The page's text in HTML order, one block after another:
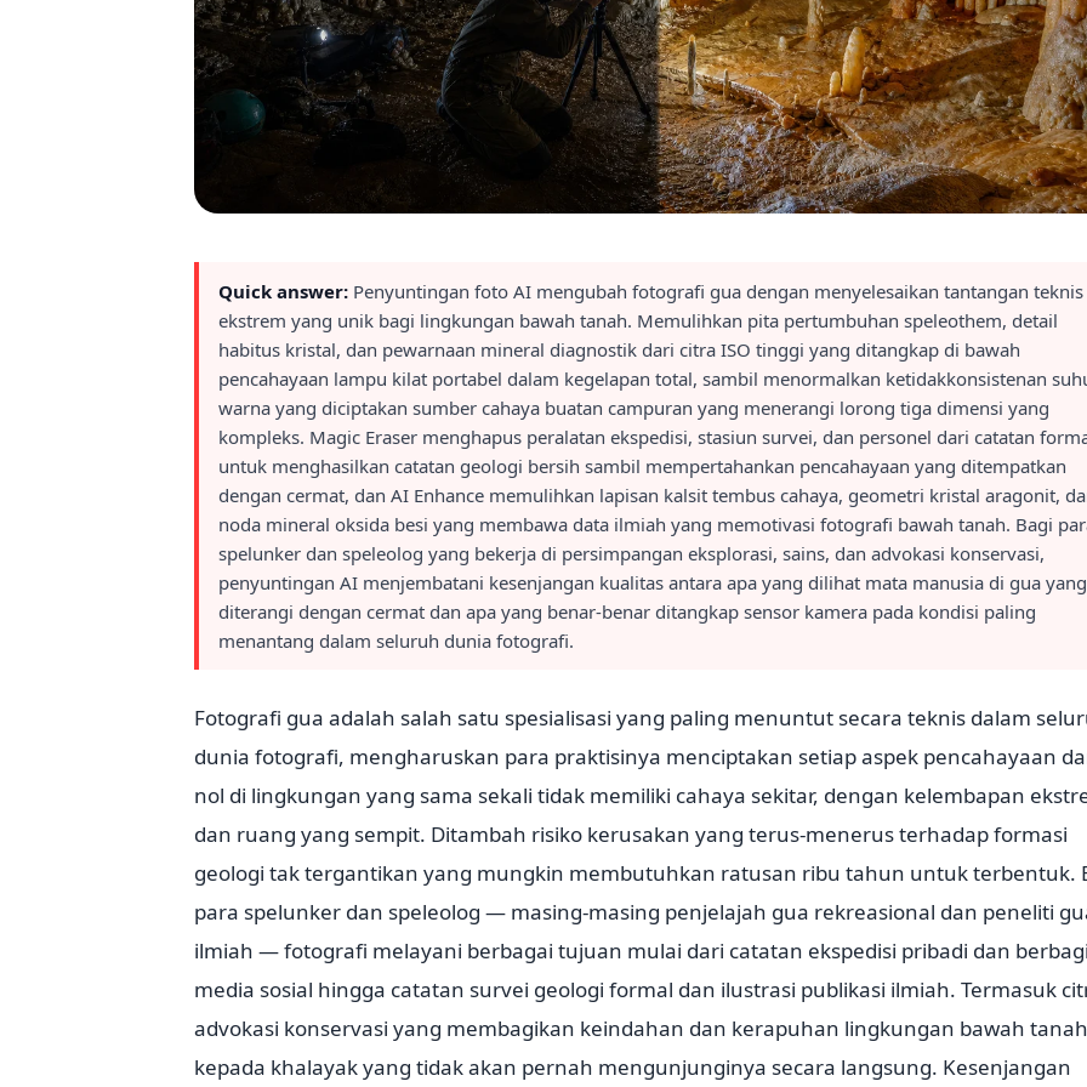
Quick answer: Penyuntingan foto AI mengubah fotografi gua dengan menyelesaikan tantangan teknis
ekstrem yang unik bagi lingkungan bawah tanah. Memulihkan pita pertumbuhan speleothem, detail
habitus kristal, dan pewarnaan mineral diagnostik dari citra ISO tinggi yang ditangkap di bawah
pencahayaan lampu kilat portabel dalam kegelapan total, sambil menormalkan ketidakkonsistenan
warna yang diciptakan sumber cahaya buatan campuran yang menerangi lorong tiga dimensi yang
kompleks. Magic Eraser menghapus peralatan ekspedisi, stasiun survei, dan personel dari catatan
untuk menghasilkan catatan geologi bersih sambil mempertahankan pencahayaan yang ditempatkan
dengan cermat, dan AI Enhance memulihkan lapisan kalsit tembus cahaya, geometri kristal aragonit,
noda mineral oksida besi yang membawa data ilmiah yang memotivasi fotografi bawah tanah. Bagi
spelunker dan speleolog yang bekerja di persimpangan eksplorasi, sains, dan advokasi konservasi,
penyuntingan AI menjembatani kesenjangan kualitas antara apa yang dilihat mata manusia di gua yang
diterangi dengan cermat dan apa yang benar-benar ditangkap sensor kamera pada kondisi paling
menantang dalam seluruh dunia fotografi.
Fotografi gua adalah salah satu spesialisasi yang paling menuntut secara teknis dalam
dunia fotografi, mengharuskan para praktisinya menciptakan setiap aspek pencahayaan
nol di lingkungan yang sama sekali tidak memiliki cahaya sekitar, dengan kelembapan
dan ruang yang sempit. Ditambah risiko kerusakan yang terus-menerus terhadap formasi
geologi tak tergantikan yang mungkin membutuhkan ratusan ribu tahun untuk terbentuk.
para spelunker dan speleolog — masing-masing penjelajah gua rekreasional dan peneliti
ilmiah — fotografi melayani berbagai tujuan mulai dari catatan ekspedisi pribadi dan berbagi
media sosial hingga catatan survei geologi formal dan ilustrasi publikasi ilmiah. Termasuk
advokasi konservasi yang membagikan keindahan dan kerapuhan lingkungan bawah tanah
kepada khalayak yang tidak akan pernah mengunjunginya secara langsung. Kesenjangan